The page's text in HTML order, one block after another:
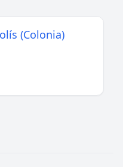
(Colonia)